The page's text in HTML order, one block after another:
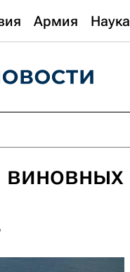
Армия Наука
виновных